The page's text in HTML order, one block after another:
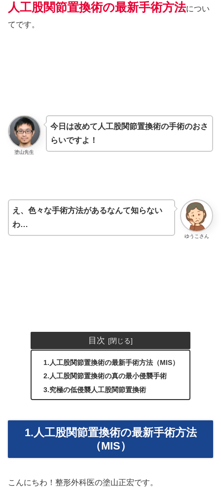
人工股関節置換術の最新手術方法につい
てです。
塗山先生
今日は改めて人工股関節置換術の手術のおさ
らいですよ！
ゆうこさん
え、色々な手術方法があるなんて知らない
わ…
目次
1.人工股関節置換術の最新手術方法（MIS）
2.人工股関節置換術の真の最小侵襲手術
3.究極の低侵襲人工股関節置換術
1.人工股関節置換術の最新手術方法
（MIS）
こんにちわ！整形外科医の塗山正宏です。